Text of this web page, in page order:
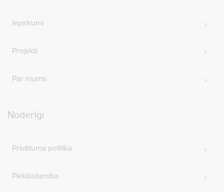
Iepirkumi
Projekti
Par mums
Noderīgi
Privātuma politika
Piekļūstamība